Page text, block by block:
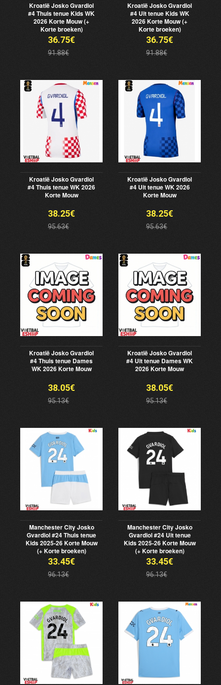
Kroatië Josko Gvardiol
#4 Thuis tenue Kids WK
2026 Korte Mouw (+
Korte broeken)
36.75€
91.88€
Kroatië Josko Gvardiol
#4 Uit tenue Kids WK
2026 Korte Mouw (+
Korte broeken)
36.75€
91.88€
Kroatië Josko Gvardiol
#4 Thuis tenue WK 2026
Korte Mouw
38.25€
95.63€
Kroatië Josko Gvardiol
#4 Uit tenue WK 2026
Korte Mouw
38.25€
95.63€
Kroatië Josko Gvardiol
#4 Thuis tenue Dames
WK 2026 Korte Mouw
38.05€
95.13€
Kroatië Josko Gvardiol
#4 Uit tenue Dames WK
2026 Korte Mouw
38.05€
95.13€
Manchester City Josko
Gvardiol #24 Thuis tenue
Kids 2025-26 Korte Mouw
(+ Korte broeken)
33.45€
96.13€
Manchester City Josko
Gvardiol #24 Uit tenue
Kids 2025-26 Korte Mouw
(+ Korte broeken)
33.45€
96.13€